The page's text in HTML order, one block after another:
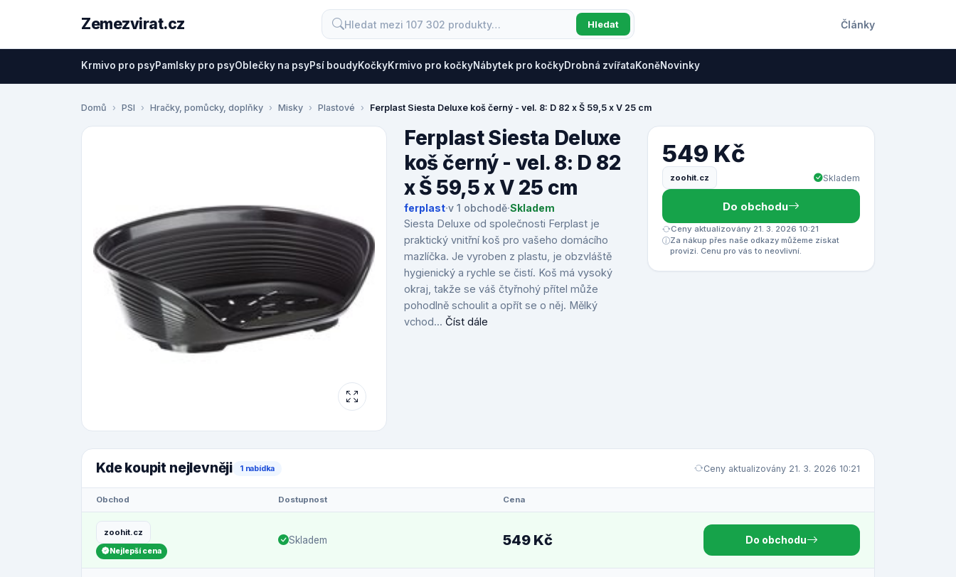
Zemezvirat.cz Hledat Články
Krmivo pro psyPamlsky pro psyOblečky na psyPsí boudyKočkyKrmivo pro kočkyNábytek pro kočkyDrobná zvířataKoněNovinky
Domů PSI Hračky, pomůcky, doplňky Misky Plastové Ferplast Siesta Deluxe koš černý - vel. 8: D 82 x Š 59,5 x V 25 cm
Ferplast Siesta Deluxe
koš černý - vel. 8: D 82
x Š 59,5 x V 25 cm
ferplast·v 1 obchodě·Skladem
Siesta Deluxe od společnosti Ferplast je
praktický vnitřní koš pro vašeho domácího
mazlíčka. Je vyroben z plastu, je obzvláště
hygienický a rychle se čistí. Koš má vysoký
okraj, takže se váš čtyřnohý přítel může
pohodlně schoulit a opřít se o něj. Mělký
vchod... Číst dále
549 Kč
zoohit.cz Skladem
Do obchodu
Ceny aktualizovány 21. 3. 2026 10:21
Za nákup přes naše odkazy můžeme získat
provizi. Cenu pro vás to neovlivní.
Kde koupit nejlevněji 1 nabídka Ceny aktualizovány 21. 3. 2026 10:21
Obchod Dostupnost Cena
zoohit.cz
Nejlepší cena
Skladem 549 Kč Do obchodu